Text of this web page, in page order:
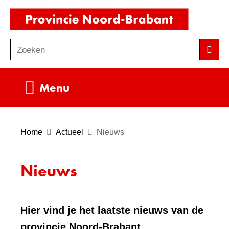
Ga
de
inhoud
o
e
Zoeken
Menu
Home Actueel Nieuws
Nieuws
Hier vind je het laatste nieuws van de